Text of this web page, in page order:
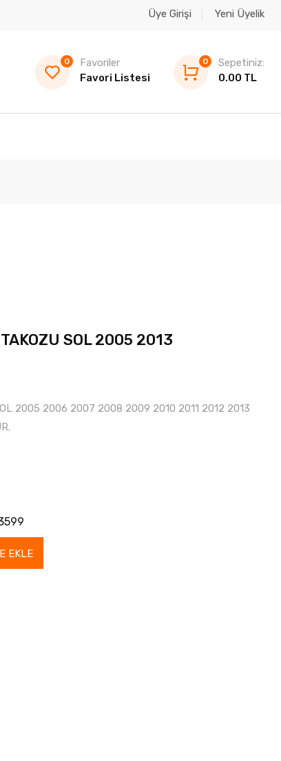
Üye Girişi Yeni Üyelik
0
Favoriler
Favori Listesi
0
Sepetiniz:
0.00 TL
SOL 2005 2013
2005 2006 2007 2008 2009 2010 2011 2012 2013
EKLE